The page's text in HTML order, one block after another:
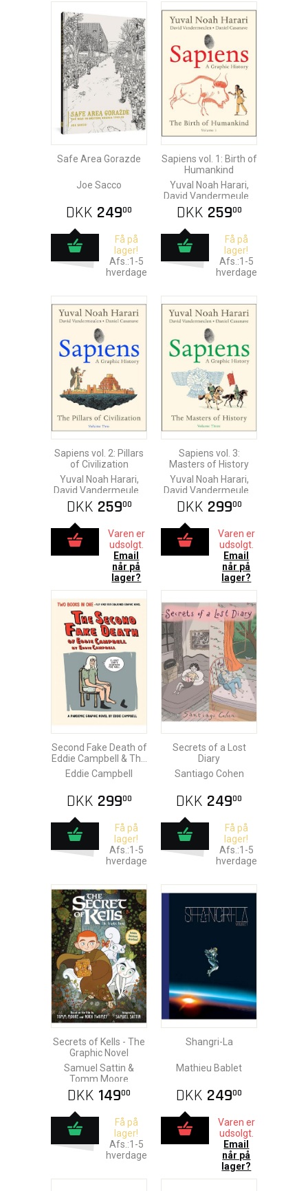
Safe Area Gorazde
Joe Sacco
DKK 24900
Få på
lager!
Afs.:1-5
hverdage
Sapiens vol. 1: Birth of
Humankind
Yuval Noah Harari,
David Vandermeulen
& Daniel Casanave
DKK 25900
Få på
lager!
Afs.:1-5
hverdage
Sapiens vol. 2: Pillars
of Civilization
Yuval Noah Harari,
David Vandermeulen
& Daniel Casanave
DKK 25900
Varen er
udsolgt.
Email
når på
lager?
Sapiens vol. 3:
Masters of History
Yuval Noah Harari,
David Vandermeulen
& Daniel Casanave
DKK 29900
Varen er
udsolgt.
Email
når på
lager?
Second Fake Death of
Eddie Campbell & The
Fate of the Artist
Eddie Campbell
DKK 29900
Få på
lager!
Afs.:1-5
hverdage
Secrets of a Lost
Diary
Santiago Cohen
DKK 24900
Få på
lager!
Afs.:1-5
hverdage
Secrets of Kells - The
Graphic Novel
Samuel Sattin &
Tomm Moore
DKK 14900
Få på
lager!
Afs.:1-5
hverdage
Shangri-La
Mathieu Bablet
DKK 24900
Varen er
udsolgt.
Email
når på
lager?